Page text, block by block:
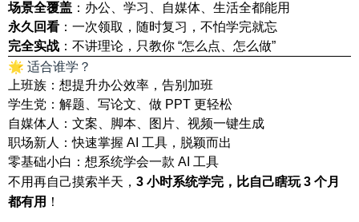
场景全覆盖 ：办公、学习、自媒体、生活全都能用
永久回看 ：一次领取，随时复习，不怕学完就忘
完全实战 ：不讲理论，只教你 “怎么点、怎么做”
🌟 适合谁学？
上班族：想提升办公效率，告别加班
学生党：解题、写论文、做 PPT 更轻松
自媒体人：文案、脚本、图片、视频一键生成
职场新人：快速掌握 AI 工具，脱颖而出
零基础小白：想系统学会一款 AI 工具
不用再自己摸索半天， 3 小时系统学完，比自己瞎玩 3 个月
都有用 ！